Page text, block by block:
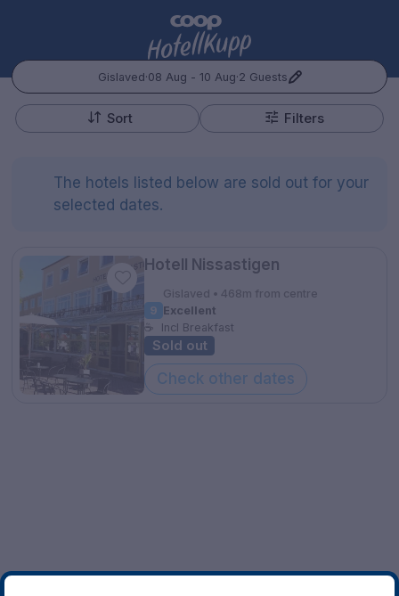
Gislaved·08 Aug - 10 Aug·2 Guests
Popular Destinations:
Oslo
Trondheim
Hele Sverige
Stockholm
Sort Filters
+
−
The hotels listed below are sold out for your
selected dates.
Hotell Nissastigen
Gislaved • 468m from centre
9 Excellent
☕
Incl Breakfast
Sold out
Check other dates
Kontakt oss Spørsmål og svarVilkårGift Vouchers
Coop.no
Cookie policy
Personvernspolicy
Hotellopphold